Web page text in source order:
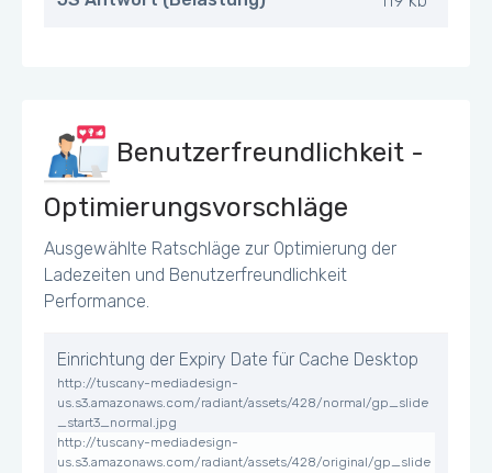
Benutzerfreundlichkeit -
Optimierungsvorschläge
Ausgewählte Ratschläge zur Optimierung der
Ladezeiten und Benutzerfreundlichkeit
Performance.
Einrichtung der Expiry Date für Cache Desktop
http://tuscany-mediadesign-
us.s3.amazonaws.com/radiant/assets/428/normal/gp_slide
_start3_normal.jpg
http://tuscany-mediadesign-
us.s3.amazonaws.com/radiant/assets/428/original/gp_slide